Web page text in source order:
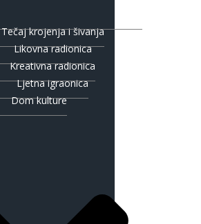
Tečaj krojenja i šivanja
Likovna radionica
Kreativna radionica
Ljetna igraonica
Dom kulture